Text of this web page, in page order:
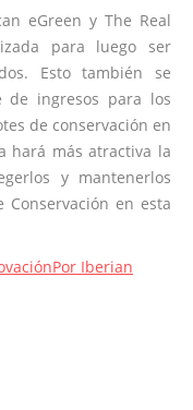
eGreen y The Real
para luego ser
Esto también se
de ingresos para los
de conservación en
hará más atractiva la
y mantenerlos
Conservación en esta
Por Iberian